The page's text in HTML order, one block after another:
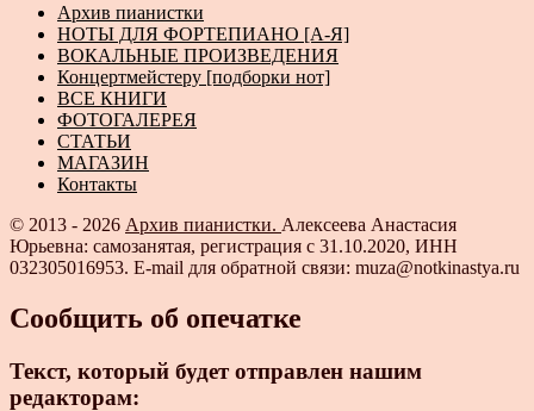
Архив пианистки
НОТЫ ДЛЯ ФОРТЕПИАНО [А-Я]
ВОКАЛЬНЫЕ ПРОИЗВЕДЕНИЯ
Концертмейстеру [подборки нот]
ВСЕ КНИГИ
ФОТОГАЛЕРЕЯ
СТАТЬИ
МАГАЗИН
Контакты
© 2013 - 2026 Архив пианистки. Алексеева Анастасия
Юрьевна: самозанятая, регистрация с 31.10.2020, ИНН
032305016953. E-mail для обратной связи: muza@notkinastya.ru
Сообщить об опечатке
Текст, который будет отправлен нашим
редакторам: